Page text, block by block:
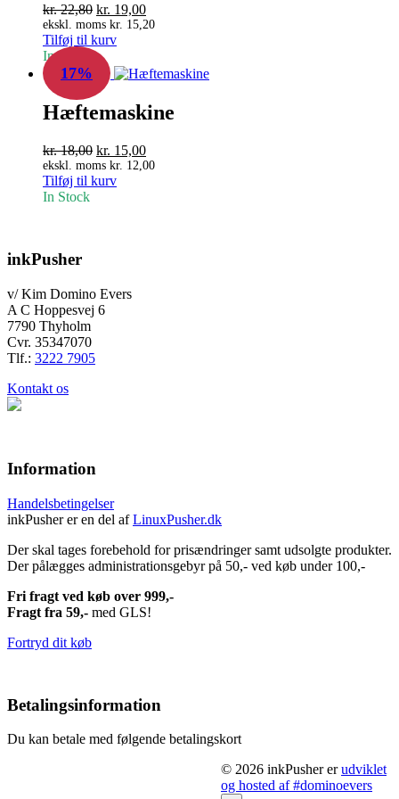
kr.22,80 Den
oprindelige
pris
var:
kr. 22,80.
kr. 19,00Den
aktuelle
kr. 19,00.
ekskl. moms kr. 15,20
Tilføj til kurv
In Stock
17%
Hæftemaskine
kr.18,00 Den
oprindelige
pris
kr. 15,00Den
aktuelle
ekskl. moms kr. 12,00
Tilføj til kurv
In Stock
inkPusher
v/ Kim Domino Evers
A C Hoppesvej 6
7790 Thyholm
Cvr. 35347070
Tlf.: 3222 7905
Kontakt os
Information
Handelsbetingelser
inkPusher er en del afLinuxPusher.dk
Der skal tages forebehold for prisændringer samt udsolgte produkter.
Der pålægges administrationsgebyr på 50,- ved køb under 100,-
Fri fragt ved køb over 999,-
Fragt fra 59,- med GLS!
Fortryd dit køb
Betalingsinformation
Du kan betale med følgende betalingskort
© 2026 inkPusher erudviklet
og hosted af #dominoevers